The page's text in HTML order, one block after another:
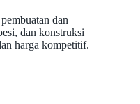
dan
dan konstruksi
harga kompetitif.